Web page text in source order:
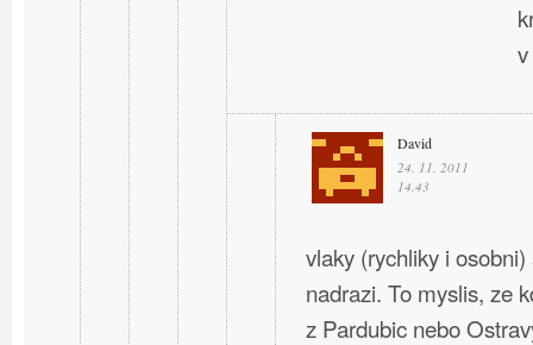
David
24. 11. 2011
14.43
vlaky (rychliky i
nadrazi. To myslis, ze
z Pardubic nebo